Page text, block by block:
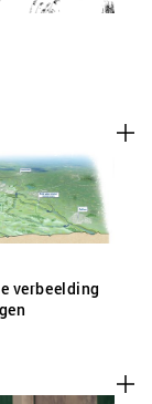
verbeelding